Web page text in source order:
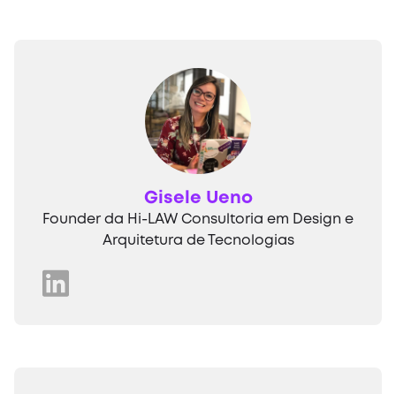
Gisele Ueno
Founder da Hi-LAW Consultoria em Design e
Arquitetura de Tecnologias